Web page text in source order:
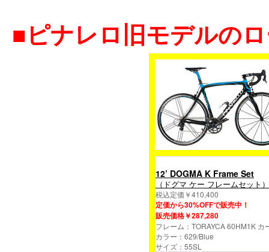
■ピナレロ旧モデルの
12’ DOGMA K Frame Set
（ドグマ ケー フレームセット）
税込定価￥410,400
定価から30%OFFで販売中！
販売価格￥287,280
フレーム：TORAYCA 60HM1K カ
カラー：629/Blue
サイズ：55SL